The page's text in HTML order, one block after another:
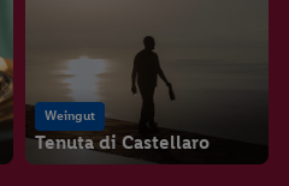
Weingut
Tenuta di Castellaro